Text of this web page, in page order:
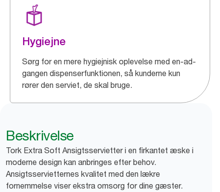
Hygiejne
Sørg for en mere hygiejnisk oplevelse med en-ad-
gangen dispenserfunktionen, så kunderne kun
rører den serviet, de skal bruge.
Beskrivelse
Tork Extra Soft Ansigtsservietter i en firkantet æske i
moderne design kan anbringes efter behov.
Ansigtsservietternes kvalitet med den lækre
fornemmelse viser ekstra omsorg for dine gæster.